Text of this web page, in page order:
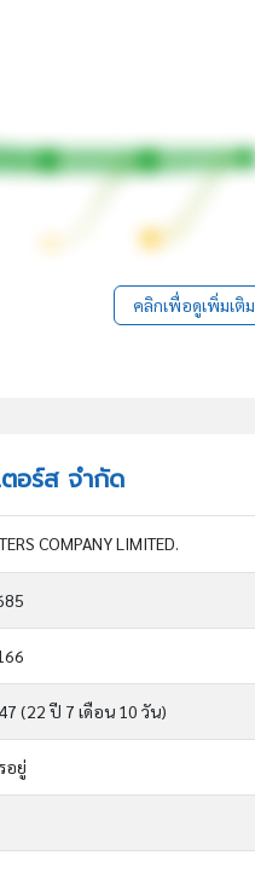
คลิกเพื่อดูเพิ่มเติม
อร์ส จำกัด
COMPANY LIMITED.
(22 ปี 7 เดือน 10 วัน)
อยู่